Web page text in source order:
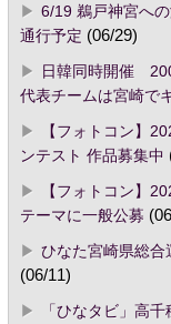
6/19 鵜戸神宮へ
通行予定 (06/29)
日韓同時開催
代表チームは宮崎で
【フォトコン】
ンテスト 作品募集中
【フォトコン】
テーマに一般公募
ひなた宮崎県総合
(06/11)
「ひなタビ」高